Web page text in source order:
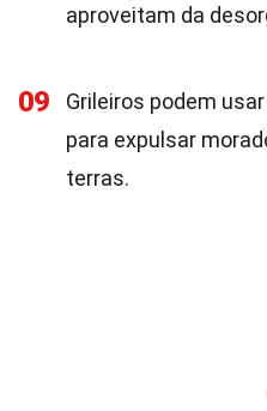
aproveitam da
09
Grileiros podem
para expulsar
terras.